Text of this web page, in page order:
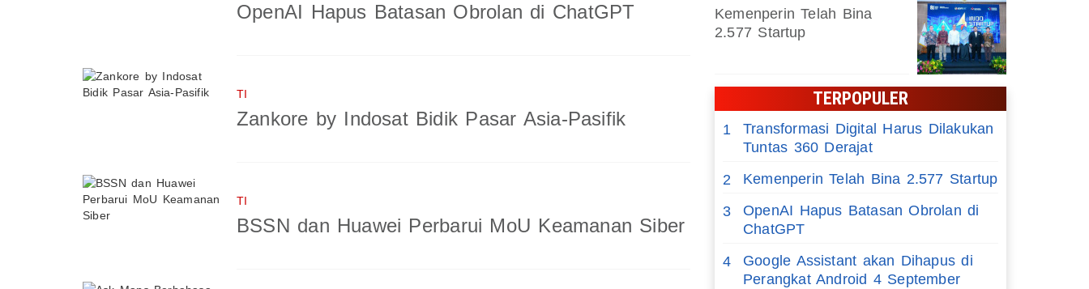
OpenAI Hapus Batasan Obrolan di ChatGPT
TI
Zankore by Indosat Bidik Pasar Asia-Pasifik
TI
BSSN dan Huawei Perbarui MoU Keamanan Siber
Kemenperin Telah Bina
2.577 Startup
TERPOPULER
1
Transformasi Digital Harus Dilakukan
Tuntas 360 Derajat
2
Kemenperin Telah Bina 2.577 Startup
3
OpenAI Hapus Batasan Obrolan di
ChatGPT
4
Google Assistant akan Dihapus di
Perangkat Android 4 September